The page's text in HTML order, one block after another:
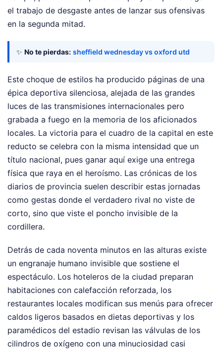
el trabajo de desgaste antes de lanzar sus ofensivas
en la segunda mitad.
✨ No te pierdas: sheffield wednesday vs oxford utd
Este choque de estilos ha producido páginas de una
épica deportiva silenciosa, alejada de las grandes
luces de las transmisiones internacionales pero
grabada a fuego en la memoria de los aficionados
locales. La victoria para el cuadro de la capital en este
reducto se celebra con la misma intensidad que un
título nacional, pues ganar aquí exige una entrega
física que raya en el heroísmo. Las crónicas de los
diarios de provincia suelen describir estas jornadas
como gestas donde el verdadero rival no viste de
corto, sino que viste el poncho invisible de la
cordillera.
Detrás de cada noventa minutos en las alturas existe
un engranaje humano invisible que sostiene el
espectáculo. Los hoteleros de la ciudad preparan
habitaciones con calefacción reforzada, los
restaurantes locales modifican sus menús para ofrecer
caldos ligeros basados en dietas deportivas y los
paramédicos del estadio revisan las válvulas de los
cilindros de oxígeno con una minuciosidad casi